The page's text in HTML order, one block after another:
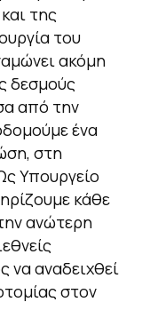
της
του
ακόμη
δεσμούς
από την
ένα
στη
Υπουργείο
κάθε
ανώτερη
να αναδειχθεί
στον